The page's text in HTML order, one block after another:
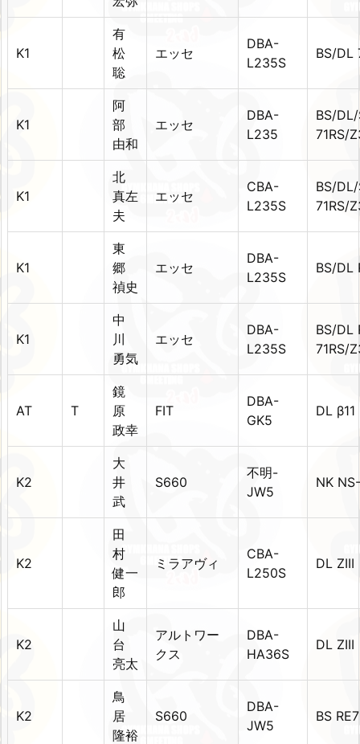
K1
有
松
聡
エッセ
DBA-
L235S
BS/DL
K1
阿
部
由和
エッセ
DBA-
L235
BS/
71RS/
K1
北
真左
夫
エッセ
CBA-
L235S
BS/
71RS/
K1
東
郷
禎史
エッセ
DBA-
L235S
BS/DL
K1
中
川
勇気
エッセ
DBA-
L235S
BS/DL
71RS/
AT T
鏡
原
政幸
FIT
DBA-
GK5
DL
K2
大
井
武
S660
不明-
JW5
NK
K2
田
村
健一
郎
ミラアヴィ
CBA-
L250S
DL ZIII
K2
山
台
亮太
アルトワー
クス
DBA-
HA36S
DL ZIII
K2
鳥
居
隆裕
S660
DBA-
JW5
BS